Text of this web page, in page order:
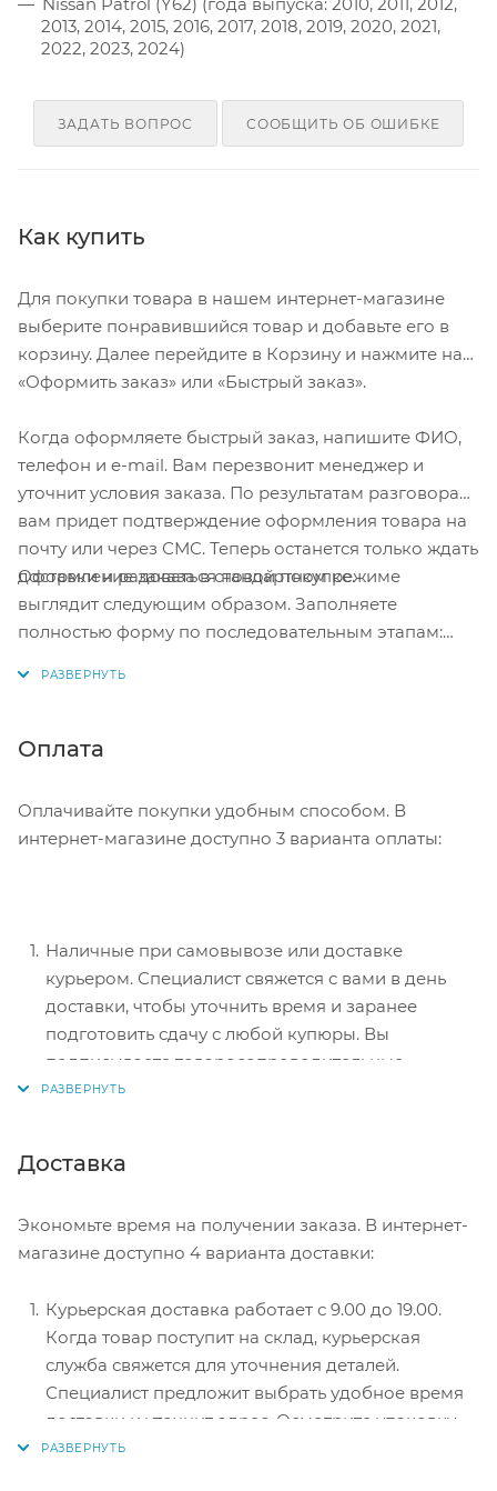
2013, 2014, 2015, 2016, 2017, 2018, 2019, 2020, 2021,
2022, 2023, 2024)
ЗАДАТЬ ВОПРОС СООБЩИТЬ ОБ ОШИБКЕ
Как купить
Для покупки товара в нашем интернет-магазине
выберите понравившийся товар и добавьте его в
корзину. Далее перейдите в Корзину и нажмите на
«Оформить заказ» или «Быстрый заказ».
Когда оформляете быстрый заказ, напишите ФИО,
телефон и e-mail. Вам перезвонит менеджер и
уточнит условия заказа. По результатам разговора
вам придет подтверждение оформления товара на
почту или через СМС. Теперь останется только ждать
доставки и радоваться новой покупке.
Оформление заказа в стандартном режиме
выглядит следующим образом. Заполняете
полностью форму по последовательным этапам:
Нажмите кнопку «Оформить заказ».
Оплата
Оплачивайте покупки удобным способом. В
интернет-магазине доступно 3 варианта оплаты:
Наличные при самовывозе или доставке
курьером. Специалист свяжется с вами в день
доставки, чтобы уточнить время и заранее
подготовить сдачу с любой купюры. Вы
подписываете товаросопроводительные
документы, вносите денежные средства,
перенаправит вас на сервер системы ASSIST.
Здесь нужно ввести номер карты, срок действия
Электронные системы при онлайн-заказе:
PayPal, WebMoney и Яндекс.Деньги. Для
совершения покупки система перенаправит вас
на страницу платежного сервиса. Здесь
необходимо заполнить форму по инструкции.
Доставка
Экономьте время на получении заказа. В интернет-
магазине доступно 4 варианта доставки:
Курьерская доставка работает с 9.00 до 19.00.
Когда товар поступит на склад, курьерская
служба свяжется для уточнения деталей.
Специалист предложит выбрать удобное время
доставки и уточнит адрес. Осмотрите упаковку
на целостность и соответствие указанной